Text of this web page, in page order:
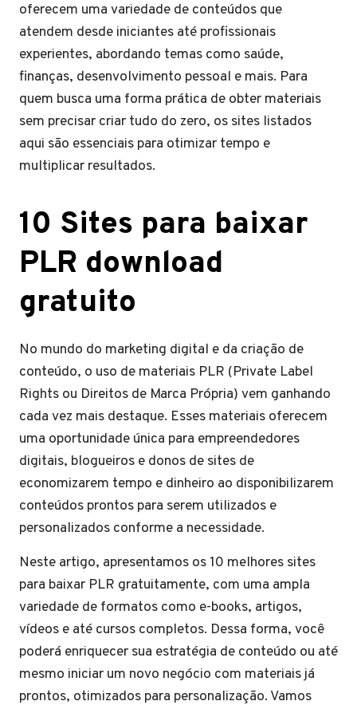
oferecem uma variedade de conteúdos que
atendem desde iniciantes até profissionais
experientes, abordando temas como saúde,
finanças, desenvolvimento pessoal e mais. Para
quem busca uma forma prática de obter materiais
sem precisar criar tudo do zero, os sites listados
aqui são essenciais para otimizar tempo e
multiplicar resultados.
10 Sites para baixar
PLR download
gratuito
No mundo do marketing digital e da criação de
conteúdo, o uso de materiais PLR (Private Label
Rights ou Direitos de Marca Própria) vem ganhando
cada vez mais destaque. Esses materiais oferecem
uma oportunidade única para empreendedores
digitais, blogueiros e donos de sites de
economizarem tempo e dinheiro ao disponibilizarem
conteúdos prontos para serem utilizados e
personalizados conforme a necessidade.
Neste artigo, apresentamos os 10 melhores sites
para baixar PLR gratuitamente, com uma ampla
variedade de formatos como e-books, artigos,
vídeos e até cursos completos. Dessa forma, você
poderá enriquecer sua estratégia de conteúdo ou até
mesmo iniciar um novo negócio com materiais já
prontos, otimizados para personalização. Vamos